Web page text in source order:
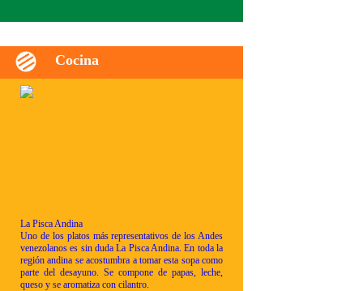
Cocina
La Pisca Andina
Uno de los platos más representativos de los Andes
venezolanos es sin duda La Pisca Andina. En toda la
región andina se acostumbra a tomar esta sopa como
parte del desayuno. Se compone de papas, leche,
queso y se aromatiza con cilantro.